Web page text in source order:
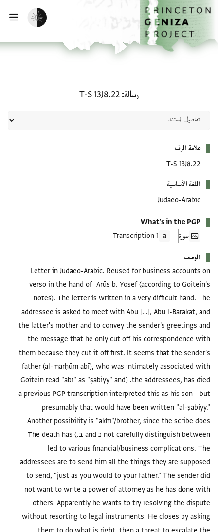
إلى المحتوى الرئيسي
الرئيسية
تفعيل الوضع المظلم
رسالة T-S 13J8.22
علامة الرف
T-S 13J8.22
اللغة الأساسية
Judaeo-Arabic
What's in the PGP
صورة
1 Transcription
الوصف
Letter in Judaeo-Arabic. Reused for business accounts on
verso in the hand of ʿArūs b. Yosef (according to Goitein's
notes). The letter is written in a very difficult hand. The
addressee is asked to meet with Abū [...], Abū l-Barakāt, and
the latter's mother and to convey the sender's greetings and
the message that he only cut off his correspondence with
them because they cut it off first. It seems that the sender's
father (al-marḥūm abī), who was intimately associated with
the addressees, has died. (Goitein read "abī" as "ṣabiyy" and
a previous PGP transcription interpreted this as his son—but
presumably that would have been written "al-ṣabiyy."
Another possibility is "akhī"/brother, since the scribe does
not carefully distinguish between כ and ב.) The death has
led to various financial/business complications. The
addressees are to send him all the things they are supposed
to send, "just as you would to your father." The sender did
not want to write a power of attorney as he has done with
others. Apparently he wants to try resolving the dispute
without resorting to legal instruments. He closes by asking